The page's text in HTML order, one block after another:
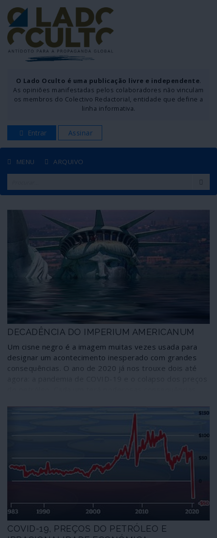
O Lado Oculto é uma publicação livre e independente.
As opiniões manifestadas pelos colaboradores não vinculam
os membros do Colectivo Redactorial, entidade que define a
linha informativa.
Entrar Assinar
MENU ARQUIVO
DECADÊNCIA DO IMPERIUM AMERICANUM
Um cisne negro é a imagem muitas vezes usada para
designar um acontecimento inesperado com grandes
consequências. O ano de 2020 já nos trouxe dois até
COVID-19, PREÇOS DO PETRÓLEO E